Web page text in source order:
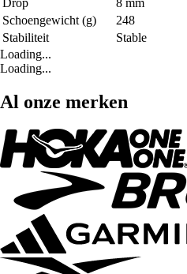
Drop
8 mm
Schoengewicht (g)
248
Stabiliteit
Stable
Loading...
Loading...
Al onze merken